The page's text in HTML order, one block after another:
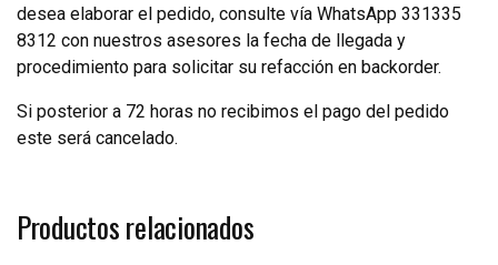
desea elaborar el pedido, consulte vía WhatsApp 331335
8312 con nuestros asesores la fecha de llegada y
procedimiento para solicitar su refacción en backorder.
Si posterior a 72 horas no recibimos el pago del pedido
este será cancelado.
Productos relacionados